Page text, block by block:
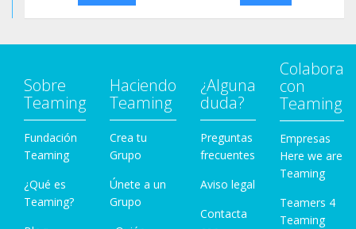
Sobre
Teaming
Fundación
Teaming
¿Qué es
Teaming?
Haciendo
Teaming
Crea tu
Grupo
Únete a un
Grupo
¿Alguna
duda?
Preguntas
frecuentes
Aviso legal
Contacta
Colabora
con
Teaming
Empresas
Here we are
Teaming
Teamers 4
Teaming